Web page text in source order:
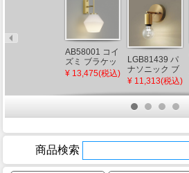
AB58001 コイ
ズミ ブラケッ
トライト ゴー
ルド LED（温
¥ 13,475(税込)
LGB81439 パ
ナソニック ブ
ラケットライ
ト LED(電球
色)
¥ 11,313(税込)
商品検索